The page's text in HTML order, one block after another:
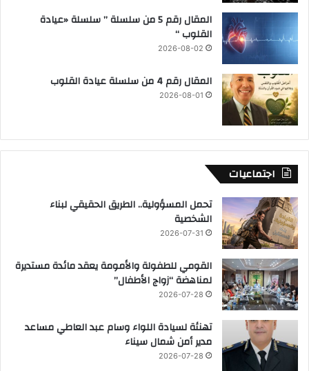
المقال رقم 5 من سلسلة ” سلسلة «عيادة
القلوب “
2026-08-02
المقال رقم 4 من سلسلة عيادة القلوب
2026-08-01
اجتماعيات
تحمل المسؤولية.. الطريق الحقيقي لبناء
الشخصية
2026-07-31
القومي للطفولة والأمومة يعقد مائدة مستديرة
لمناهضة “زواج الأطفال”
2026-07-28
تهنئة لسيادة اللواء وسام عبد العاطي مساعد
مدير أمن شمال سيناء
2026-07-28